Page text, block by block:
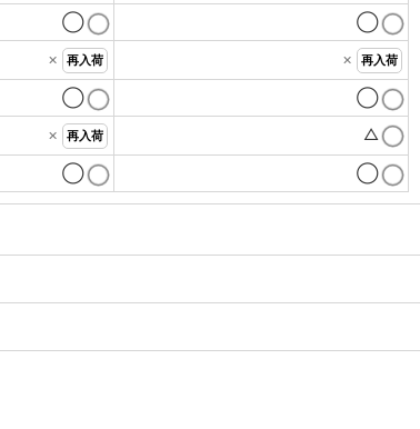
◯
◯
× 再入荷 × 再入荷
◯
◯
× 再入荷 △
◯ ◯